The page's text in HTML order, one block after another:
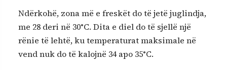
Ndërkohë, zona më e freskët do të jetë juglindja,
me 28 deri në 30°C. Dita e diel do të sjellë një
rënie të lehtë, ku temperaturat maksimale në
vend nuk do të kalojnë 34 apo 35°C.